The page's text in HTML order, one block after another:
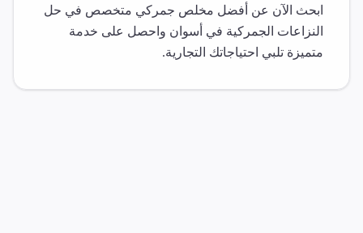
ابحث الآن عن أفضل مخلص جمركي متخصص في حل
النزاعات الجمركية في أسوان واحصل على خدمة
متميزة تلبي احتياجاتك التجارية.